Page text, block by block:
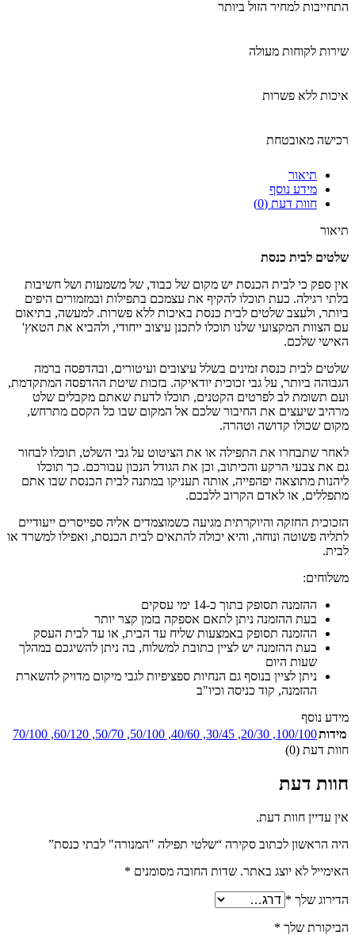
התחייבות למחיר הזול ביותר
שירות לקוחות מעולה
איכות ללא פשרות
רכישה מאובטחת
תיאור
מידע נוסף
חוות דעת (0)
תיאור
שלטים לבית כנסת
אין ספק כי לבית הכנסת יש מקום של כבוד, של משמעות ושל חשיבות
בלתי רגילה. כעת תוכלו להקיף את עצמכם בתפילות ובמזמורים היפים
ביותר, ולעצב שלטים לבית כנסת באיכות ללא פשרות. למעשה, בתיאום
עם הצוות המקצועי שלנו תוכלו לתכנן עיצוב ייחודי, ולהביא את הטאץ'
האישי שלכם.
שלטים לבית כנסת זמינים בשלל עיצובים ועיטורים, ובהדפסה ברמה
הגבוהה ביותר, על גבי זכוכית יודאיקה. בזכות שיטת ההדפסה המתקדמת,
ועם תשומת לב לפרטים הקטנים, תוכלו לדעת שאתם מקבלים שלט
מרהיב שיעצים את החיבור שלכם אל המקום שבו כל הקסם מתרחש,
מקום שכולו קדושה וטהרה.
לאחר שתבחרו את התפילה או את הציטוט על גבי השלט, תוכלו לבחור
גם את צבעי הרקע והכיתוב, וכן את הגודל הנכון עבורכם. כך תוכלו
ליהנות מתוצאה יפהפייה, אותה תעניקו במתנה לבית הכנסת שבו אתם
מתפללים, או לאדם הקרוב ללבכם.
הזכוכית החזקה והיוקרתית מגיעה כשמוצמדים אליה ספייסרים ייעודיים
לתליה פשוטה ונוחה, והיא יכולה להתאים לבית הכנסת, ואפילו למשרד או
לבית.
משלוחים:
ההזמנה תסופק בתוך כ-14 ימי עסקים
בעת ההזמנה ניתן לתאם אספקה בזמן קצר יותר
ההזמנה תסופק באמצעות שליח עד הבית, או עד לבית העסק
בעת ההזמנה יש לציין כתובת למשלוח, בה ניתן להשיגכם במהלך
שעות היום
ניתן לציין בנוסף גם הנחיות ספציפיות לגבי מיקום מדויק להשארת
ההזמנה, קוד כניסה וכיו"ב
מידע נוסף
מידות100/100
,
20/30
,
30/45
,
40/60
,
50/100
,
50/70
,
60/120
,
70/100
חוות דעת (0)
חוות דעת
אין עדיין חוות דעת.
היה הראשון לכתוב סקירה “שלטי תפילה "המנורה" לבתי כנסת”
האימייל לא יוצג באתר. שדות החובה מסומנים *
הדירוג שלך *
הביקורת שלך *